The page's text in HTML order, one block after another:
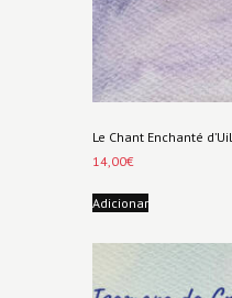
Le Chant Enchanté d’Uil
14,00€
Adicionar